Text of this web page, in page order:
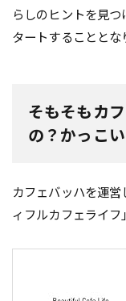
らしのヒントを見
タートすることとな
そもそもカ
の？かっこ
カフェバッハを運
ィフルカフェライフ